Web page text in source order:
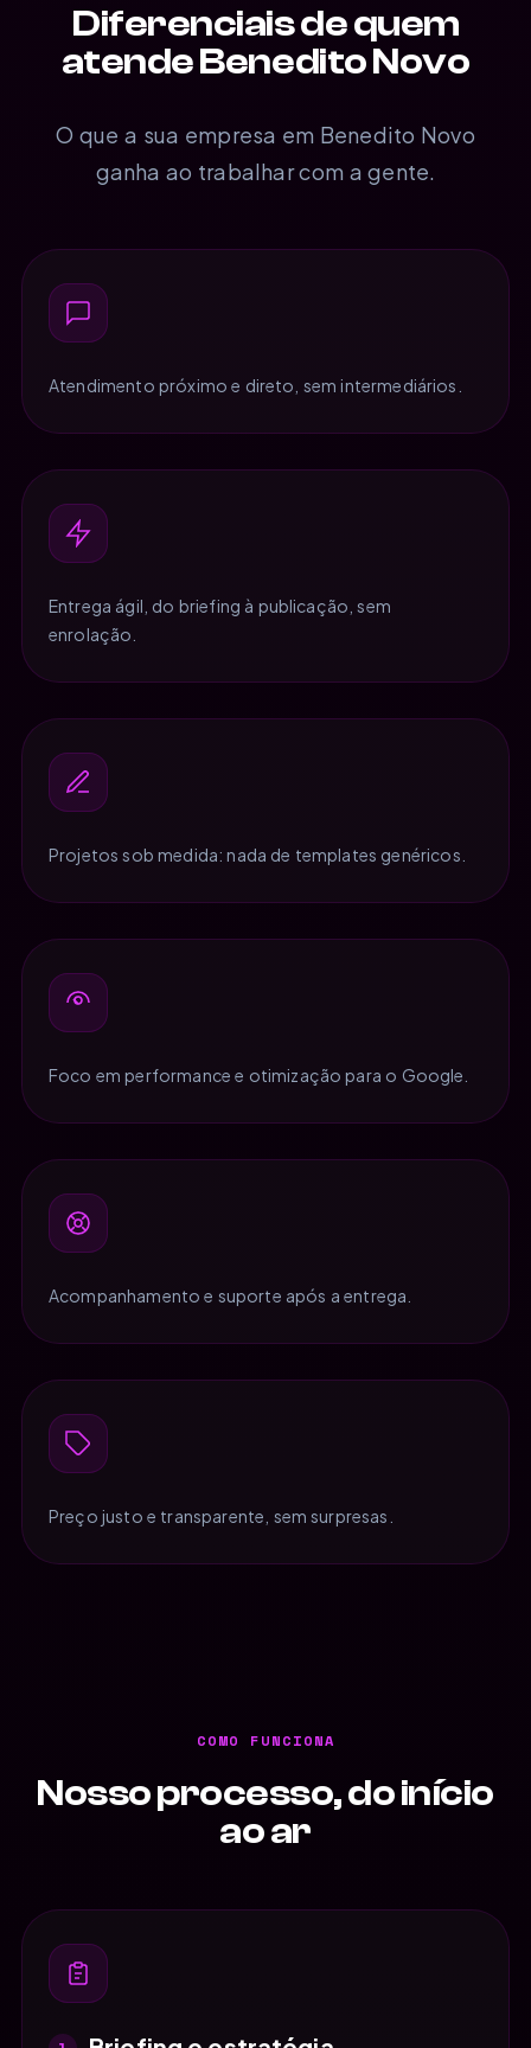
Diferenciais de quem
atende Benedito Novo
O que a sua empresa em Benedito Novo
ganha ao trabalhar com a gente.
Atendimento próximo e direto, sem intermediários.
Entrega ágil, do briefing à publicação, sem
enrolação.
Projetos sob medida: nada de templates genéricos.
Foco em performance e otimização para o Google.
Acompanhamento e suporte após a entrega.
Preço justo e transparente, sem surpresas.
COMO FUNCIONA
Nosso processo, do início
ao ar